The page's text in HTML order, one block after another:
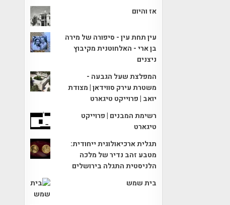
אז והיום
עין תחת עין - סיפורה של מירה
בן ארי - האלחוטנית מקיבוץ
ניצנים
המפלצת שעל הגבעה -
משטרת עירק סווידאן | מצודת
יואב | פרוייקט טיגארט
רשימת המבנים | פרוייקט
טיגארט
תגלית ארכיאולוגית ייחודית:
מטבע זהב נדיר של מלכה
הלניסטית התגלה בירושלים
בית שמש